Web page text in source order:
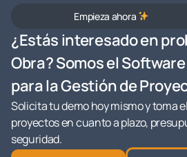
Empieza ahora
¿Estás interesado en
Obra? Somos el
para la Gestión de
Solicita tu demo hoy mismo y toma
proyectos en cuanto a plazo,
seguridad.